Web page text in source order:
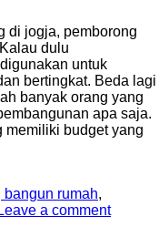
di jogja, pemborong
dulu
untuk
bertingkat. Beda lagi
banyak orang yang
apa saja.
memiliki budget yang
bangun rumah,
Leave a comment